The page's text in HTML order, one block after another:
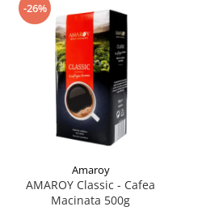
-26%
Amaroy
AMAROY Classic - Cafea
Macinata 500g